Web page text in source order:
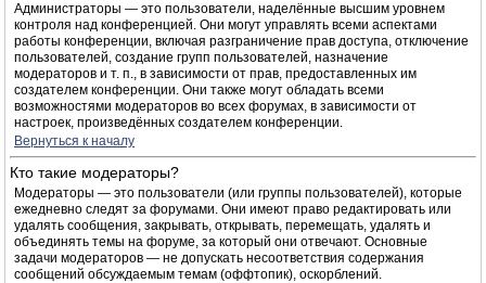
Администраторы — это пользователи, наделённые высшим уровнем
контроля над конференцией. Они могут управлять всеми аспектами
работы конференции, включая разграничение прав доступа, отключение
пользователей, создание групп пользователей, назначение
модераторов и т. п., в зависимости от прав, предоставленных им
создателем конференции. Они также могут обладать всеми
возможностями модераторов во всех форумах, в зависимости от
настроек, произведённых создателем конференции.
Вернуться к началу
Кто такие модераторы?
Модераторы — это пользователи (или группы пользователей), которые
ежедневно следят за форумами. Они имеют право редактировать или
удалять сообщения, закрывать, открывать, перемещать, удалять и
объединять темы на форуме, за который они отвечают. Основные
задачи модераторов — не допускать несоответствия содержания
сообщений обсуждаемым темам (оффтопик), оскорблений.